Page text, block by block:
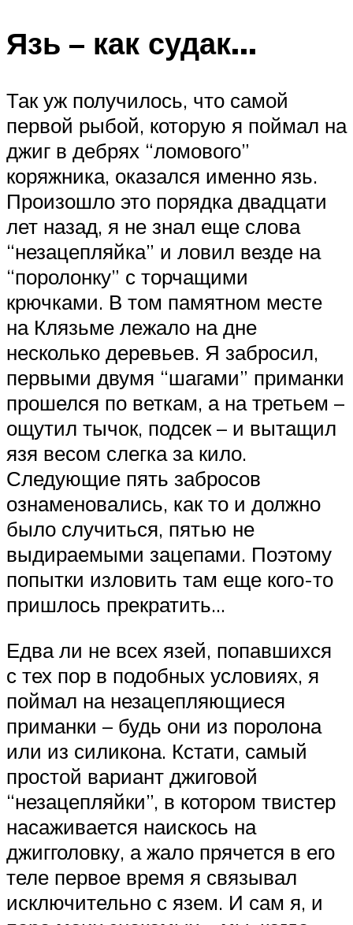
Язь – как судак…
Так уж получилось, что самой
первой рыбой, которую я поймал на
джиг в дебрях “ломового”
коряжника, оказался именно язь.
Произошло это порядка двадцати
лет назад, я не знал еще слова
“незацепляйка” и ловил везде на
“поролонку” с торчащими
крючками. В том памятном месте
на Клязьме лежало на дне
несколько деревьев. Я забросил,
первыми двумя “шагами” приманки
прошелся по веткам, а на третьем –
ощутил тычок, подсек – и вытащил
язя весом слегка за кило.
Следующие пять забросов
ознаменовались, как то и должно
было случиться, пятью не
выдираемыми зацепами. Поэтому
попытки изловить там еще кого-то
пришлось прекратить…
Едва ли не всех язей, попавшихся
с тех пор в подобных условиях, я
поймал на незацепляющиеся
приманки – будь они из поролона
или из силикона. Кстати, самый
простой вариант джиговой
“незацепляйки”, в котором твистер
насаживается наискось на
джигголовку, а жало прячется в его
теле первое время я связывал
исключительно с язем. И сам я, и